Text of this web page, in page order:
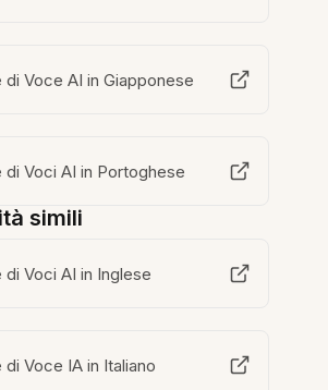
di Voce AI in Giapponese
di Voci AI in Portoghese
simili
di Voci AI in Inglese
Voce IA in Italiano